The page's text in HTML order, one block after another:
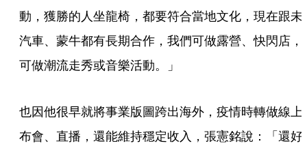
動，獲勝的人坐龍椅，都要符合當地文化，現在跟未
汽車、蒙牛都有長期合作，我們可做露營、快閃店，
可做潮流走秀或音樂活動。」
也因他很早就將事業版圖跨出海外，疫情時轉做線上
布會、直播，還能維持穩定收入，張憲銘說：「還好